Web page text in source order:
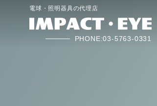
電球・照明器具の代理店
PHONE:03-5763-0331